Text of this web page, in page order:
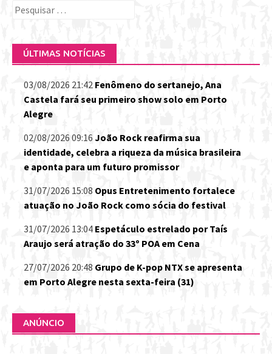
Pesquisar
ÚLTIMAS NOTÍCIAS
03/08/2026 21:42 Fenômeno do sertanejo, Ana
Castela fará seu primeiro show solo em Porto
Alegre
02/08/2026 09:16 João Rock reafirma sua
identidade, celebra a riqueza da música brasileira
e aponta para um futuro promissor
31/07/2026 15:08 Opus Entretenimento fortalece
atuação no João Rock como sócia do festival
31/07/2026 13:04 Espetáculo estrelado por Taís
Araujo será atração do 33º POA em Cena
27/07/2026 20:48 Grupo de K-pop NTX se apresenta
em Porto Alegre nesta sexta-feira (31)
ANÚNCIO